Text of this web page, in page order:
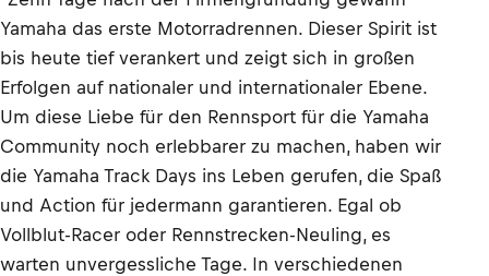
Yamaha das erste Motorradrennen. Dieser Spirit ist
bis heute tief verankert und zeigt sich in großen
Erfolgen auf nationaler und internationaler Ebene.
Um diese Liebe für den Rennsport für die Yamaha
Community noch erlebbarer zu machen, haben wir
die Yamaha Track Days ins Leben gerufen, die Spaß
und Action für jedermann garantieren. Egal ob
Vollblut-Racer oder Rennstrecken-Neuling, es
warten unvergessliche Tage. In verschiedenen